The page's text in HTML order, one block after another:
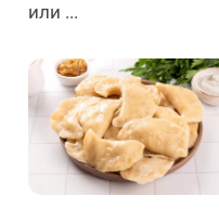
или ...